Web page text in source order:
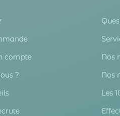
compte
?
Nos
Nos
Les